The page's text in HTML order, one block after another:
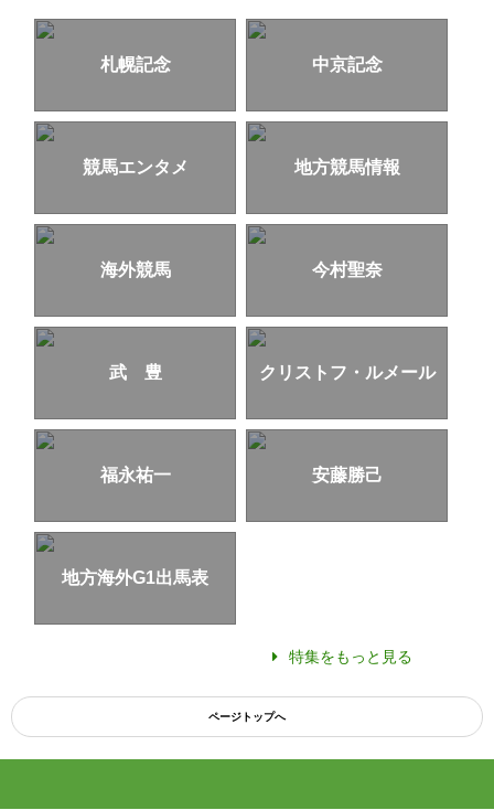
札幌記念 中京記念
競馬エンタメ 地方競馬情報
海外競馬 今村聖奈
武 豊 クリストフ・ルメール
福永祐一 安藤勝己
地方海外G1出馬表
特集をもっと見る
ページトップへ